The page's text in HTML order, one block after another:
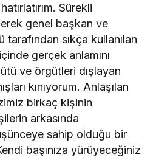
Sürekli
genel başkan ve
tarafından sıkça kullanılan
gerçek anlamını
ve örgütleri dışlayan
kınıyorum. Anlaşılan
birkaç kişinin
arkasında
sahip olduğu bir
başınıza yürüyeceğiniz